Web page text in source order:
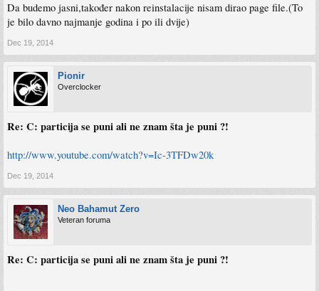
Da budemo jasni,također nakon reinstalacije nisam dirao page file.(To
je bilo davno najmanje godina i po ili dvije)
Dec 19, 2014
Pionir
Overclocker
Re: C: particija se puni ali ne znam šta je puni ?!
http://www.youtube.com/watch?v=Ic-3TFDw20k
Dec 19, 2014
Neo Bahamut Zero
Veteran foruma
Re: C: particija se puni ali ne znam šta je puni ?!